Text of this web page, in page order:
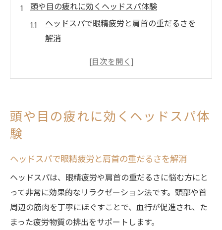
頭や目の疲れに効くヘッドスパ体験
ヘッドスパで眼精疲労と肩首の重だるさを
解消
枚方のヘッドスパが頭皮のコリに効果的な
疲労回復に役立つヘッドスパの流れを解説
ヘッドスパの疲労回復メカニズムを徹底解
説
枚方で人気のドライヘッドスパの実力とは
頭や目の疲れに効くヘッドスパ体
験
ヘッドスパで眼精疲労と肩首の重だるさを解消
ヘッドスパは、眼精疲労や肩首の重だるさに悩む方にと
って非常に効果的なリラクゼーション法です。頭部や首
周辺の筋肉を丁寧にほぐすことで、血行が促進され、た
まった疲労物質の排出をサポートします。